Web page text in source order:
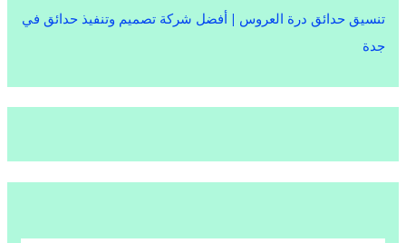
تنسيق حدائق درة العروس | أفضل شركة تصميم وتنفيذ حدائق في
جدة